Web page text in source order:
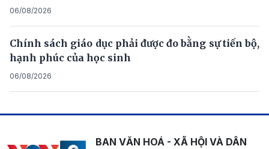
06/08/2026
Chính sách giáo dục phải được đo bằng sự tiến bộ,
hạnh phúc của học sinh
06/08/2026
BAN VĂN HOÁ - XÃ HỘI VÀ DÂN